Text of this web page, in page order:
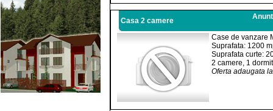
Casa 2 camere
Case de vanzare
Suprafata: 1200
Suprafata curte:
2 camere, 1
Oferta adaugata